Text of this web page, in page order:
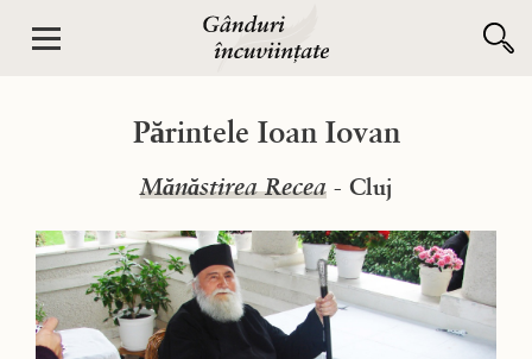
Părintele Ioan Iovan
Mănăstirea Recea- Cluj